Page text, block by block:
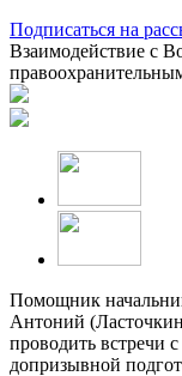
Подписаться на
Взаимодействие с
Помощник
Антоний
проводить встречи
допризывной